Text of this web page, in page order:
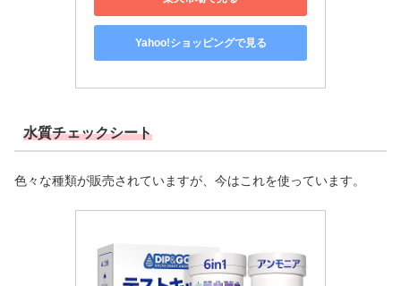
Yahoo!ショッピングで見る
水質チェックシート
色々な種類が販売されていますが、今はこれを使っています。